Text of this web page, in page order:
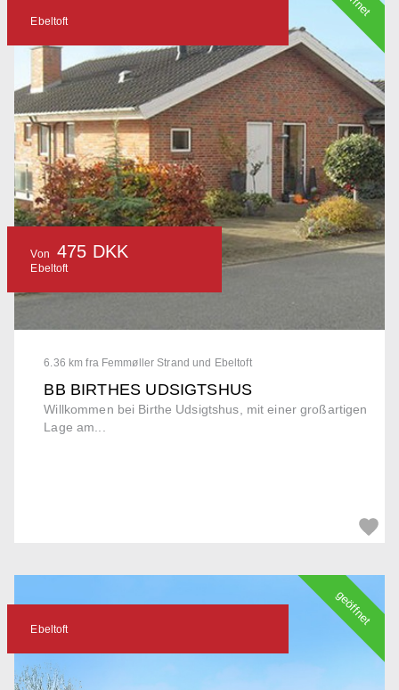
6.36 km fra Femmøller Strand und Ebeltoft
BB BIRTHES UDSIGTSHUS
Willkommen bei Birthe Udsigtshus, mit einer großartigen
Lage am...
Ebeltoft
Von 475 DKK
Ebeltoft
Ebeltoft
geöffnet